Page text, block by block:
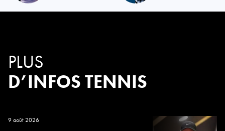
PLUS
D’INFOS TENNIS
9 août 2026